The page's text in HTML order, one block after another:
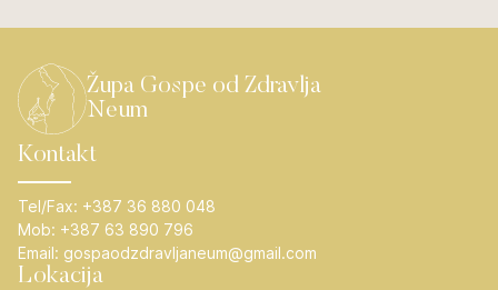
Župa Gospe od Zdravlja
Neum
Kontakt
Tel/Fax: +387 36 880 048
Mob: +387 63 890 796
Email: gospaodzdravljaneum@gmail.com
Lokacija